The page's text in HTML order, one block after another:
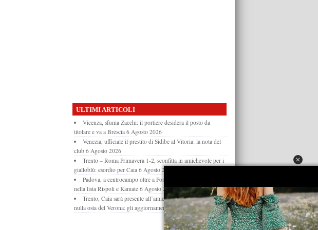
ULTIMI ARTICOLI
Vicenza, sfuma Zacchi: il portiere desidera il posto da
titolare e va a Brescia 6 Agosto 2026
Venezia, ufficiale il prestito di Sidibe al Vitoria: la nota del
club 6 Agosto 2026
Trento – Roma Primavera 1-2, sconfitta in amichevole per i
gialloblù: esordio per Caia 6 Agosto 2026
Padova, a centrocampo oltre a Pompetti arriverà un under:
nella lista Rispoli e Kamate 6 Agosto 2026
Trento, Caia sarà presente all’amichevole con la Roma col
nulla osta del Verona: gli aggiornamenti 6 Agosto 2026